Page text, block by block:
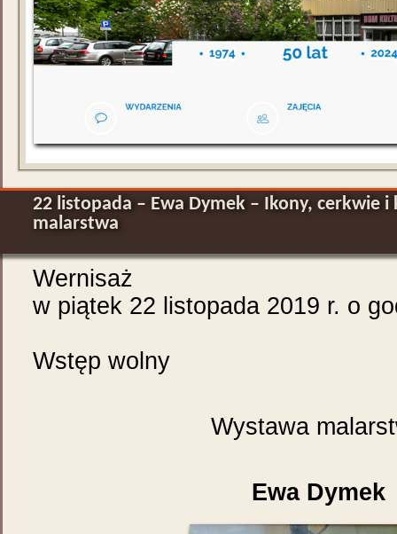
22 listopada – Ewa Dymek – Ikony, cerkwie
malarstwa
Wernisaż
w piątek 22 listopada 2019 r. o
Wstęp wolny
Wystawa
Ewa Dymek